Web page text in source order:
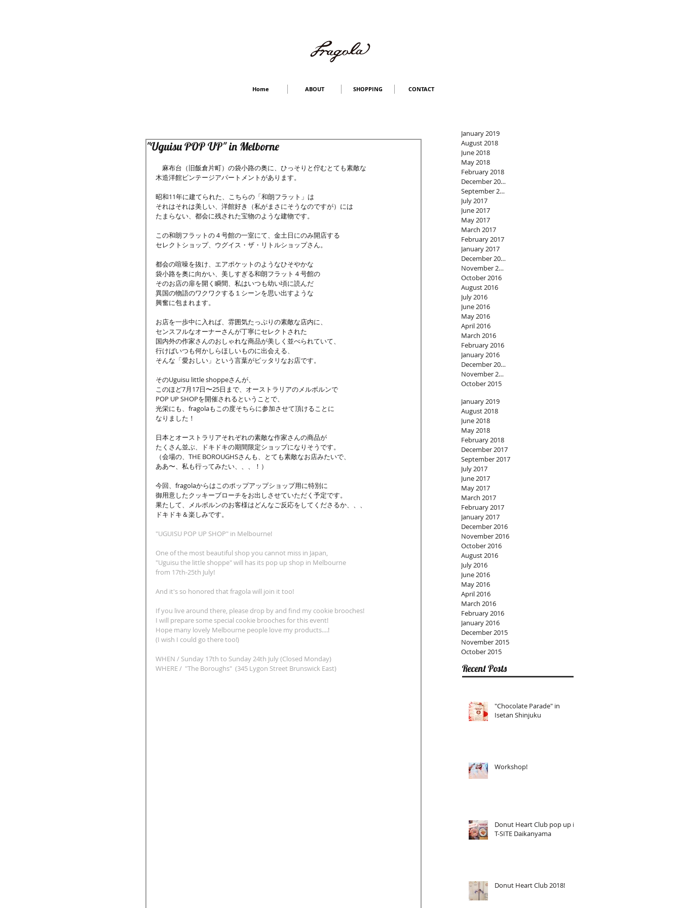
Home ABOUT SHOPPING CONTACT
"Uguisu POP UP" in Melborne
麻布台（旧飯倉片町）の袋小路の奥に、ひっそりと佇むとても素敵な
木造洋館ビンテージアパートメントがあります。
昭和11年に建てられた、こちらの「和朗フラット」は
それはそれは美しい、洋館好き（私がまさにそうなのですが）には
たまらない、都会に残された宝物のような建物です。
この和朗フラットの４号館の一室にて、金土日にのみ開店する
セレクトショップ、ウグイス・ザ・リトルショップさん。
都会の喧噪を抜け、エアポケットのようなひそやかな
袋小路を奥に向かい、美しすぎる和朗フラット４号館の
そのお店の扉を開く瞬間、私はいつも幼い頃に読んだ
異国の物語のワクワクする１シーンを思い出すような
興奮に包まれます。
お店を一歩中に入れば、雰囲気たっぷりの素敵な店内に、
センスフルなオーナーさんが丁寧にセレクトされた
国内外の作家さんのおしゃれな商品が美しく並べられていて、
行けばいつも何かしらほしいものに出会える、
そんな「愛おしい」という言葉がピッタリなお店です。
そのUguisu little shoppeさんが、
このほど7月17日〜25日まで、オーストラリアのメルボルンで
POP UP SHOPを開催されるということで、
光栄にも、fragolaもこの度そちらに参加させて頂けることに
なりました！
日本とオーストラリアそれぞれの素敵な作家さんの商品が
たくさん並ぶ、ドキドキの期間限定ショップになりそうです。
（会場の、THE BOROUGHSさんも、とても素敵なお店みたいで、
ああ〜、私も行ってみたい、、、！）
今回、fragolaからはこのポップアップショップ用に特別に
御用意したクッキーブローチをお出しさせていただく予定です。
果たして、メルボルンのお客様はどんなご反応をしてくださるか、、、
ドキドキ＆楽しみです。
"UGUISU POP UP SHOP" in Melbourne!
One of the most beautiful shop you cannot miss in Japan,
"Uguisu the little shoppe" will has its pop up shop in Melbourne
from 17th-25th July!
And it's so honored that fragola will join it too!
If you live around there, please drop by and find my cookie brooches!
I will prepare some special cookie brooches for this event!
Hope many lovely Melbourne people love my products....!
(I wish I could go there too!)
WHEN / Sunday 17th to Sunday 24th July (Closed Monday)
WHERE /  "The Boroughs"  (345 Lygon Street Brunswick East)
January 2019
August 2018
June 2018
May 2018
February 2018
December 2017
September 2017
July 2017
June 2017
May 2017
March 2017
February 2017
January 2017
December 2016
November 2016
October 2016
August 2016
July 2016
June 2016
May 2016
April 2016
March 2016
February 2016
January 2016
December 2015
November 2015
October 2015
January 2019
August 2018
June 2018
May 2018
February 2018
December 2017
September 2017
July 2017
June 2017
May 2017
March 2017
February 2017
January 2017
December 2016
November 2016
October 2016
August 2016
July 2016
June 2016
May 2016
April 2016
March 2016
February 2016
January 2016
December 2015
November 2015
October 2015
Recent Posts
"Chocolate Parade" in
Isetan Shinjuku
Workshop!
Donut Heart Club pop up in
T-SITE Daikanyama
Donut Heart Club 2018!